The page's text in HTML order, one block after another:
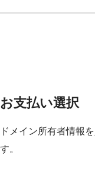
お支払い選択
ドメイン所有者情報
す。